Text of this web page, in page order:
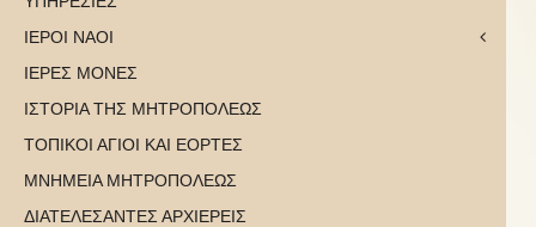
ΙΕΡΟΙ ΝΑΟΙ
ΙΕΡΕΣ ΜΟΝΕΣ
ΙΣΤΟΡΙΑ ΤΗΣ ΜΗΤΡΟΠΟΛΕΩΣ
ΤΟΠΙΚΟΙ ΑΓΙΟΙ ΚΑΙ ΕΟΡΤΕΣ
ΜΝΗΜΕΙΑ ΜΗΤΡΟΠΟΛΕΩΣ
ΔΙΑΤΕΛΕΣΑΝΤΕΣ ΑΡΧΙΕΡΕΙΣ